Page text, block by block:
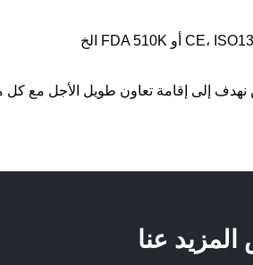
نهدف إلى إقامة تعاون طويل الأجل مع كل
عنا